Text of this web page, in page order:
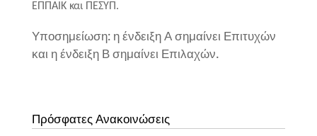
ΕΠΠΑΙΚ και ΠΕΣΥΠ.
Υποσημείωση: η ένδειξη Α σημαίνει Επιτυχών
και η ένδειξη Β σημαίνει Επιλαχών.
Πρόσφατες Ανακοινώσεις